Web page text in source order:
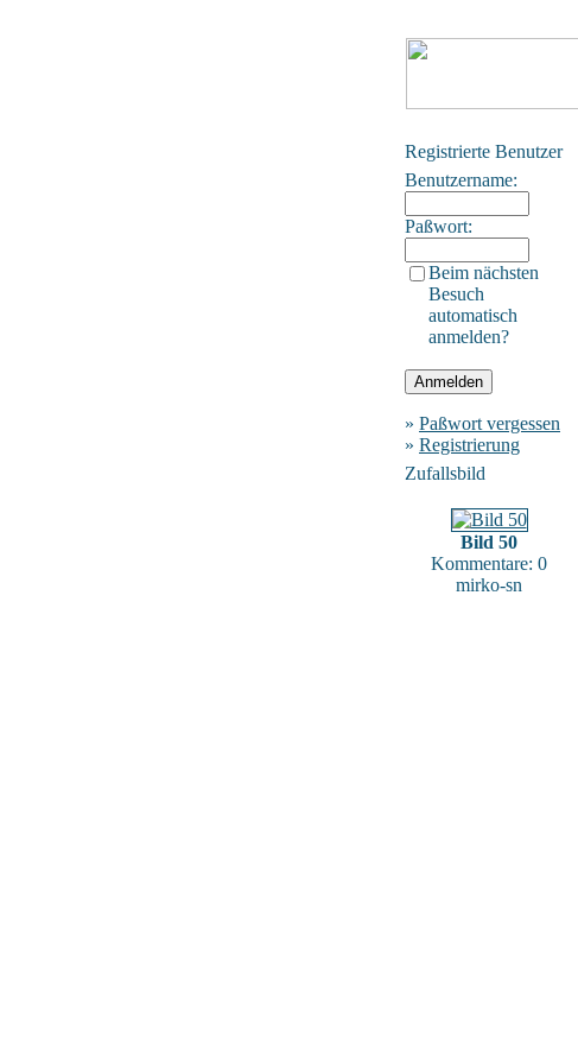
Registrierte Benutzer
Benutzername:
Paßwort:
Beim nächsten
Besuch
automatisch
anmelden?
» Paßwort vergessen
» Registrierung
Zufallsbild
Bild 50
Kommentare: 0
mirko-sn